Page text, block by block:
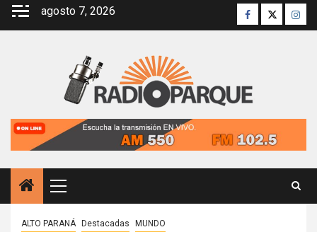
Saltar
agosto 7, 2026 Facebook
Twitter
Menú
principal
ALTO PARANÁ Destacadas MUNDO